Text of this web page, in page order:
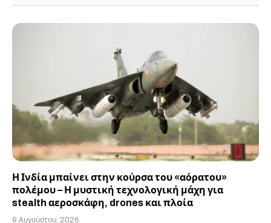
Η Ινδία μπαίνει στην κούρσα του «αόρατου»
πολέμου – Η μυστική τεχνολογική μάχη για
stealth αεροσκάφη, drones και πλοία
9 Αυγούστου, 2026